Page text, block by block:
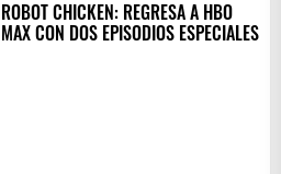
ROBOT CHICKEN: REGRESA A HBO
MAX CON DOS EPISODIOS ESPECIALES